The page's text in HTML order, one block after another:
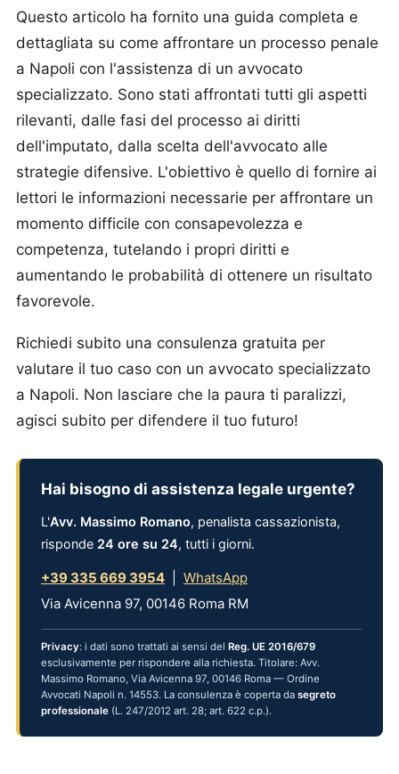
Questo articolo ha fornito una guida completa e
dettagliata su come affrontare un processo penale
a Napoli con l'assistenza di un avvocato
specializzato. Sono stati affrontati tutti gli aspetti
rilevanti, dalle fasi del processo ai diritti
dell'imputato, dalla scelta dell'avvocato alle
strategie difensive. L'obiettivo è quello di fornire ai
lettori le informazioni necessarie per affrontare un
momento difficile con consapevolezza e
competenza, tutelando i propri diritti e
aumentando le probabilità di ottenere un risultato
favorevole.
Richiedi subito una consulenza gratuita per
valutare il tuo caso con un avvocato specializzato
a Napoli. Non lasciare che la paura ti paralizzi,
agisci subito per difendere il tuo futuro!
Hai bisogno di assistenza legale urgente?
L'Avv. Massimo Romano, penalista cassazionista,
risponde 24 ore su 24, tutti i giorni.
+39 335 669 3954
WhatsApp
Via Avicenna 97, 00146 Roma RM
Privacy: i dati sono trattati ai sensi del Reg. UE 2016/679
esclusivamente per rispondere alla richiesta. Titolare: Avv.
Massimo Romano, Via Avicenna 97, 00146 Roma — Ordine
Avvocati Napoli n. 14553. La consulenza è coperta da segreto
professionale (L. 247/2012 art. 28; art. 622 c.p.).